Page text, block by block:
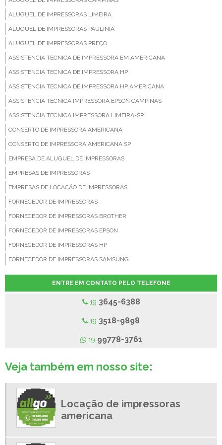
ALUGUEL DE IMPRESSORAS LIMEIRA
ALUGUEL DE IMPRESSORAS PAULINIA
ALUGUEL DE IMPRESSORAS PREÇO
ASSISTENCIA TECNICA DE IMPRESSORA EM AMERICANA
ASSISTENCIA TECNICA DE IMPRESSORA HP
ASSISTENCIA TECNICA DE IMPRESSORA HP AMERICANA
ASSISTENCIA TECNICA IMPRESSORA EPSON CAMPINAS
ASSISTENCIA TECNICA IMPRESSORA LIMEIRA-SP
CONSERTO DE IMPRESSORA AMERICANA
CONSERTO DE IMPRESSORA AMERICANA SP
EMPRESA DE ALUGUEL DE IMPRESSORAS
EMPRESAS DE IMPRESSORAS
EMPRESAS DE LOCAÇÃO DE IMPRESSORAS
FORNECEDOR DE IMPRESSORAS
FORNECEDOR DE IMPRESSORAS BROTHER
FORNECEDOR DE IMPRESSORAS EPSON
FORNECEDOR DE IMPRESSORAS HP
FORNECEDOR DE IMPRESSORAS SAMSUNG
FORNECEDOR DE TONER COMPATIVEL
LOCAÇÃO DE IMPRESSORAS A LASER
LOCAÇÃO DE IMPRESSORAS AMERICANA
LOCAÇÃO DE IMPRESSORAS EM NOVA ODESSA
LOCAÇÃO DE IMPRESSORAS MULTIFUNCIONAIS
LOCAÇÃO DE IMPRESSORAS PAULINIA
LOCAÇÃO DE IMPRESSORAS PREÇO
LOCAÇÃO DE IMPRESSORAS SUMARE
ENTRE EM CONTATO PELO TELEFONE
19 3645-6388
19 3518-9898
19 99778-3761
Veja também em nosso site:
Locação de impressoras
americana